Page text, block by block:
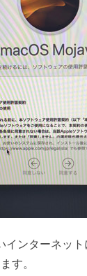
インターネッ
す。